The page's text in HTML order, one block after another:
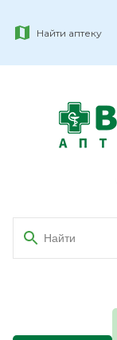
Найти аптеку